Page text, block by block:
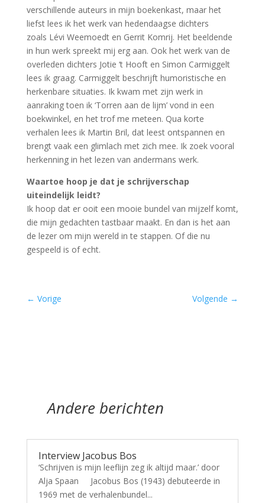
verschillende auteurs in mijn boekenkast, maar het
liefst lees ik het werk van hedendaagse dichters
zoals Lévi Weemoedt en Gerrit Komrij. Het beeldende
in hun werk spreekt mij erg aan. Ook het werk van de
overleden dichters Jotie ‘t Hooft en Simon Carmiggelt
lees ik graag. Carmiggelt beschrijft humoristische en
herkenbare situaties. Ik kwam met zijn werk in
aanraking toen ik ‘Torren aan de lijm’ vond in een
boekwinkel, en het trof me meteen. Qua korte
verhalen lees ik Martin Bril, dat leest ontspannen en
brengt vaak een glimlach met zich mee. Ik zoek vooral
herkenning in het lezen van andermans werk.
Waartoe hoop je dat je schrijverschap
uiteindelijk leidt?
Ik hoop dat er ooit een mooie bundel van mijzelf komt,
die mijn gedachten tastbaar maakt. En dan is het aan
de lezer om mijn wereld in te stappen. Of die nu
gespeeld is of echt.
← Vorige Volgende →
Andere berichten
Interview Jacobus Bos
‘Schrijven is mijn leeflijn zeg ik altijd maar.’ door
Alja Spaan Jacobus Bos (1943) debuteerde in
1969 met de verhalenbundel...